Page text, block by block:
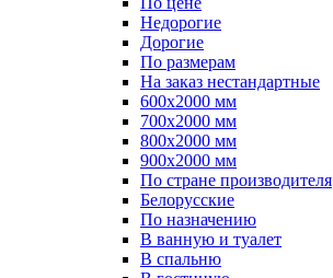
Недорогие
Дорогие
По размерам
На заказ нестандартные
600х2000 мм
700х2000 мм
800х2000 мм
900х2000 мм
По стране производителя
Белорусские
По назначению
В ванную и туалет
В спальню